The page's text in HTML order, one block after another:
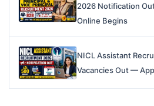
2026 Notification
Online Begins
NICL Assistant
Vacancies Out —